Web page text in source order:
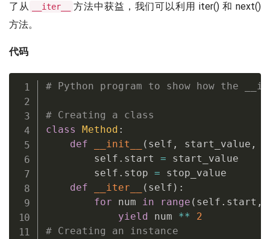
了从
__iter__
方法中获益，我们可以利用 iter() 和 next()
方法。
代码
# Python program to show how the
# Creating a class
class
Method :
def
__init__ ( self , start_value ,
        self
. start = start_value
        self
. stop = stop_value
def
__iter__ ( self ) :
for num in range ( self . start ,
yield num **
2
# Creating an instance